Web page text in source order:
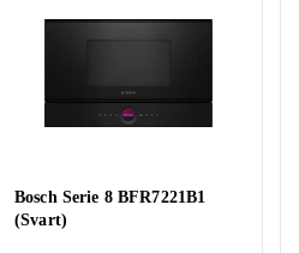
Bosch Serie 8 BFR7221B1
(Svart)